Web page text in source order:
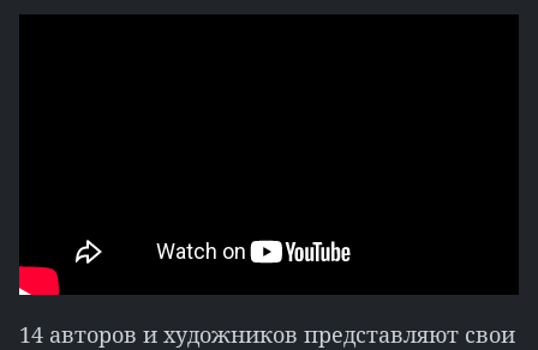
14 авторов и художников представляют свои